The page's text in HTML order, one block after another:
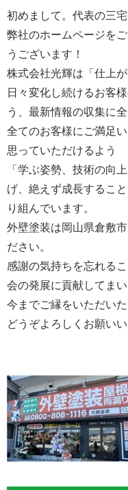
初めまして。代表の三宅
弊社のホームページを
うございます！
株式会社光輝は「仕上
日々変化し続けるお客
う、最新情報の収集に
全てのお客様にご満足
思っていただけるよう
「学ぶ姿勢、技術の向
げ、絶えず成長するこ
り組んでいます。
外壁塗装は岡山県倉敷
ださい。
感謝の気持ちを忘れる
会の発展に貢献してまい
今までご縁をいただい
どうぞよろしくお願いい